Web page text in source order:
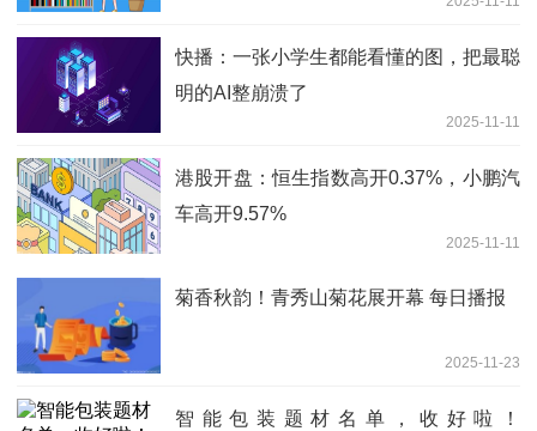
快播：一张小学生都能看懂的图，把最聪
明的AI整崩溃了
2025-11-11
港股开盘：恒生指数高开0.37%，小鹏汽
车高开9.57%
2025-11-11
菊香秋韵！青秀山菊花展开幕 每日播报
2025-11-23
智能包装题材名单，收好啦！